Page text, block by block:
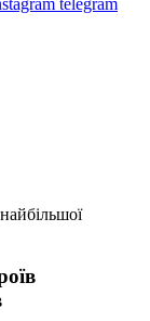
telegram